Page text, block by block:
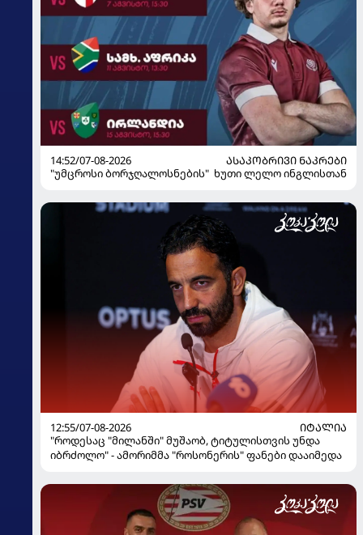
14:52/07-08-2026
ᲐᲡᲐᲙᲝᲑᲠᲘᲕᲘ ᲜᲐᲙᲠᲔᲑᲘ
"უმცროსი ბორჯღალოსნების" ხუთი ლელო ინგლისთან
12:55/07-08-2026
ᲘᲢᲐᲚᲘᲐ
"როდესაც "მილანში" მუშაობ, ტიტულისთვის უნდა
იბრძოლო" - ამორიმმა "როსონერის" ფანები დააიმედა